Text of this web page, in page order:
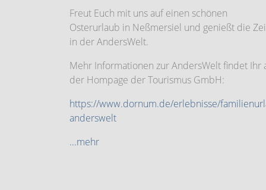
Freut Euch mit uns auf einen schönen
Osterurlaub in Neßmersiel und genießt die
in der AndersWelt.
Mehr Informationen zur AndersWelt findet Ihr
der Hompage der Tourismus GmbH:
https://www.dornum.de/erlebnisse/
anderswelt
...mehr